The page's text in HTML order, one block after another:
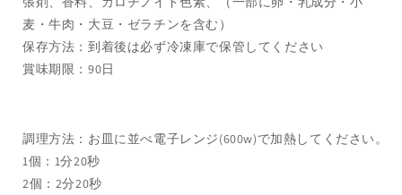
麦・牛肉・大豆・ゼラチンを含む）
保存方法：到着後は必ず冷凍庫で保管してください
賞味期限：90日
調理方法：お皿に並べ電子レンジ(600w)で加熱してください。
1個：1分20秒
2個：2分20秒